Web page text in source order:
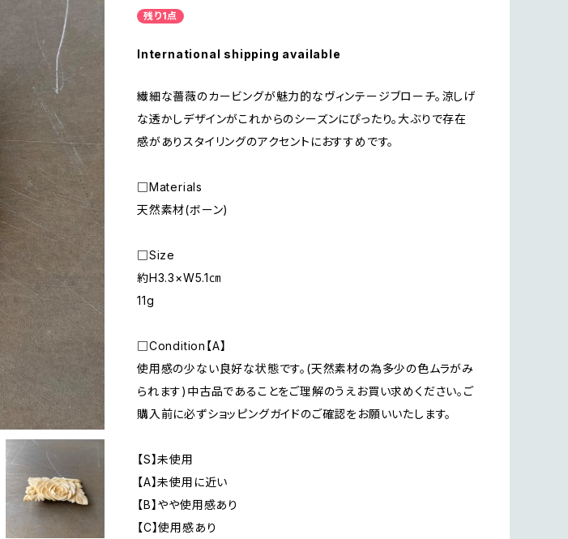
残り1点
International shipping available
繊細な薔薇のカービングが魅力的なヴィンテージブローチ。涼しげ
な透かしデザインがこれからのシーズンにぴったり。大ぶりで存在
感がありスタイリングのアクセントにおすすめです。
□Materials
天然素材(ボーン)
□Size
約H3.3×W5.1㎝
11g
□Condition【A】
使用感の少ない良好な状態です。(天然素材の為多少の色ムラがみ
られます)中古品であることをご理解のうえお買い求めください。ご
購入前に必ずショッピングガイドのご確認をお願いいたします。
【S】未使用
【A】未使用に近い
【B】やや使用感あり
【C】使用感あり